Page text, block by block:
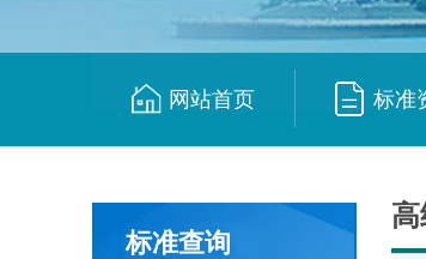
网站首页 标准
标准查询